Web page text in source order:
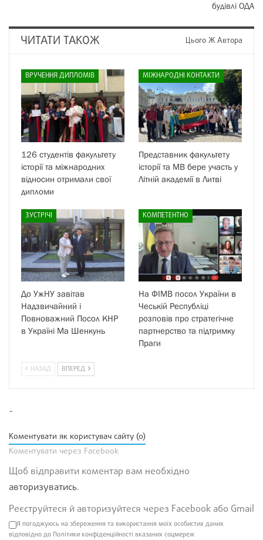
будівлі ОДА
ЧИТАТИ ТАКОЖ Цього Ж Автора
ВРУЧЕННЯ ДИПЛОМІВ
126 студентів факультету
історії та міжнародних
відносин отримали свої
дипломи
МІЖНАРОДНІ КОНТАКТИ
Представник факультету
історії та МВ бере участь у
Літній академії в Литві
ЗУСТРІЧІ
До УжНУ завітав
Надзвичайний і
Повноважний Посол КНР
в Україні Ма Шенкунь
КОМПЕТЕНТНО
На ФІМВ посол України в
Чеській Республіці
розповів про стратегічне
партнерство та підтримку
Праги
НАЗАД ВПЕРЕД
-
Коментувати як користувач сайту (0)
Коментувати через Facebook
Щоб відправити коментар вам необхідно
авторизуватись.
Реєструйтеся й авторизуйтеся через Facebook або Gmail
Я погоджуюсь на збереження та використання моїх особистих даних
відповідно до Політики конфіденційності вказаних соцмереж